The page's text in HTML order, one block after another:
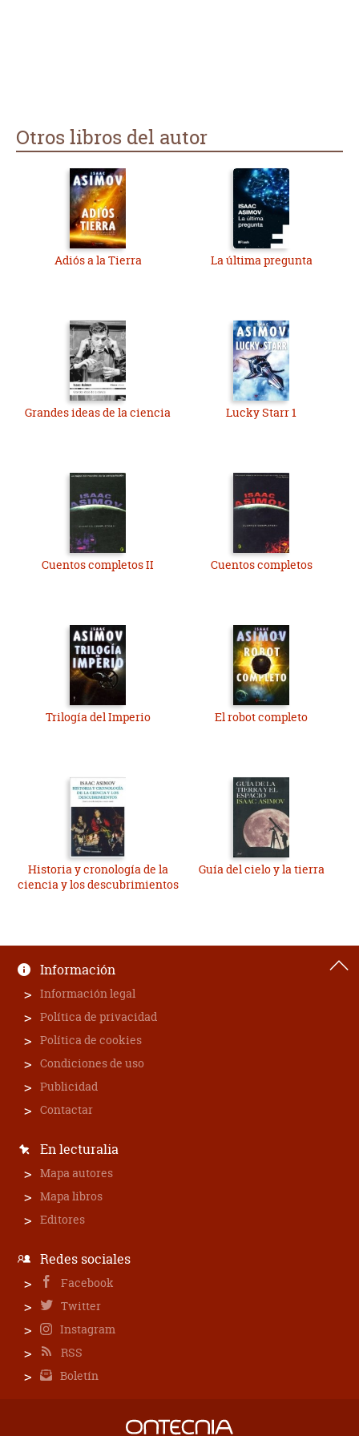
Otros libros del autor
Adiós a la Tierra La última pregunta
Grandes ideas de la ciencia Lucky Starr 1
Cuentos completos II Cuentos completos
Trilogía del Imperio El robot completo
Historia y cronología de la
ciencia y los descubrimientos
Guía del cielo y la tierra
Información
Información legal
Política de privacidad
Política de cookies
Condiciones de uso
Publicidad
Contactar
En lecturalia
Mapa autores
Mapa libros
Editores
Redes sociales
Facebook
Twitter
Instagram
RSS
Boletín